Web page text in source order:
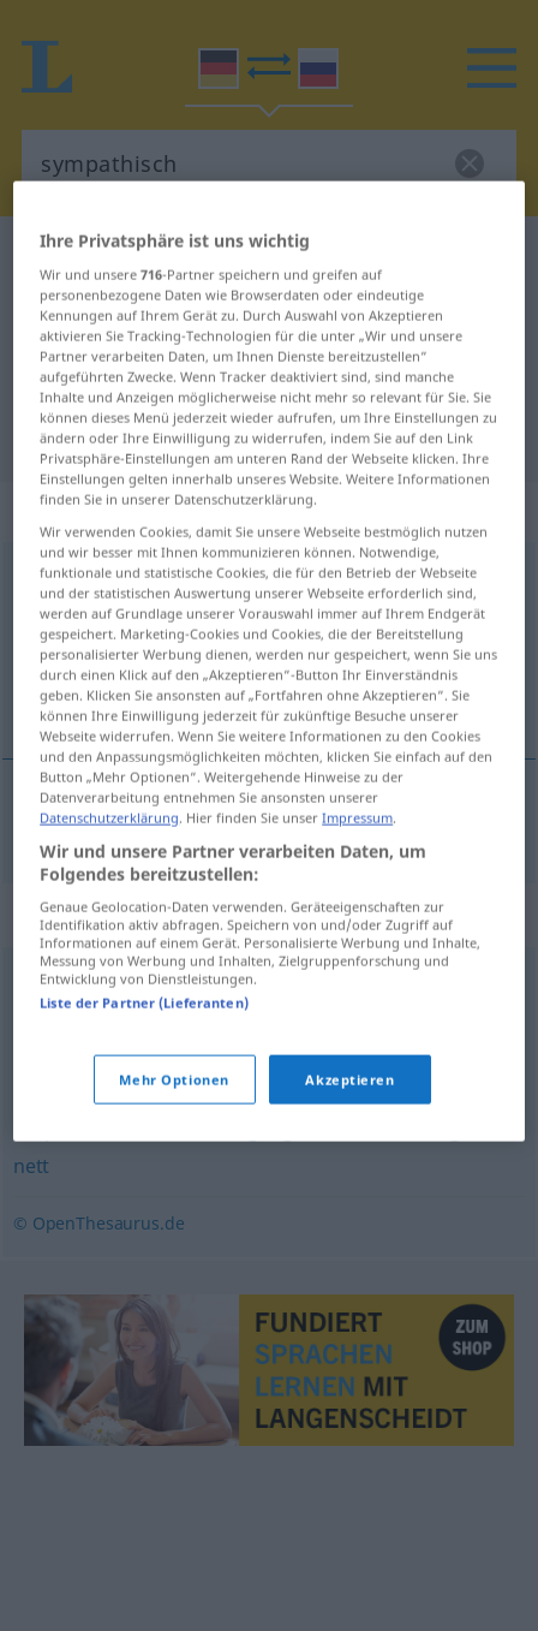
Deutsch-Russisch Wörterbuch
Deutsch-Russisch Übersetzung für
"sympathisch"
"sympathisch" Russisch
Übersetzung
„sympathisch“
sympathisch
Übersicht aller Übersetzungen
(Für mehr Details die Übersetzung anklicken/antippen)
симпатичный
симпатичный, -ен sympathisch
Synonyme für "sympathisch"
angenehm,günstig,gut,erfreulich
herzerfrischend
nett
© OpenThesaurus.de
Ihre Privatsphäre ist uns wichtig
Wir und unsere716-Partner speichern und greifen auf
personenbezogene Daten wie Browserdaten oder eindeutige
Kennungen auf Ihrem Gerät zu. Durch Auswahl von Akzeptieren
aktivieren Sie Tracking-Technologien für die unter „Wir und unsere
Partner verarbeiten Daten, um Ihnen Dienste bereitzustellen“
aufgeführten Zwecke. Wenn Tracker deaktiviert sind, sind manche
Inhalte und Anzeigen möglicherweise nicht mehr so relevant für Sie. Sie
können dieses Menü jederzeit wieder aufrufen, um Ihre Einstellungen zu
ändern oder Ihre Einwilligung zu widerrufen, indem Sie auf den Link
Privatsphäre-Einstellungen am unteren Rand der Webseite klicken. Ihre
Einstellungen gelten innerhalb unseres Website. Weitere Informationen
finden Sie in unserer Datenschutzerklärung.
Wir verwenden Cookies, damit Sie unsere Webseite bestmöglich nutzen
und wir besser mit Ihnen kommunizieren können. Notwendige,
funktionale und statistische Cookies, die für den Betrieb der Webseite
und der statistischen Auswertung unserer Webseite erforderlich sind,
werden auf Grundlage unserer Vorauswahl immer auf Ihrem Endgerät
gespeichert. Marketing-Cookies und Cookies, die der Bereitstellung
personalisierter Werbung dienen, werden nur gespeichert, wenn Sie uns
durch einen Klick auf den „Akzeptieren“-Button Ihr Einverständnis
geben. Klicken Sie ansonsten auf „Fortfahren ohne Akzeptieren“. Sie
können Ihre Einwilligung jederzeit für zukünftige Besuche unserer
Webseite widerrufen. Wenn Sie weitere Informationen zu den Cookies
und den Anpassungsmöglichkeiten möchten, klicken Sie einfach auf den
Button „Mehr Optionen“. Weitergehende Hinweise zu der
Datenverarbeitung entnehmen Sie ansonsten unserer
Datenschutzerklärung. Hier finden Sie unserImpressum.
Wir und unsere Partner verarbeiten Daten, um
Folgendes bereitzustellen:
Genaue Geolocation-Daten verwenden. Geräteeigenschaften zur
Identifikation aktiv abfragen. Speichern von und/oder Zugriff auf
Informationen auf einem Gerät. Personalisierte Werbung und Inhalte,
Messung von Werbung und Inhalten, Zielgruppenforschung und
Entwicklung von Dienstleistungen.
Liste der Partner (Lieferanten)
Mehr Optionen Akzeptieren